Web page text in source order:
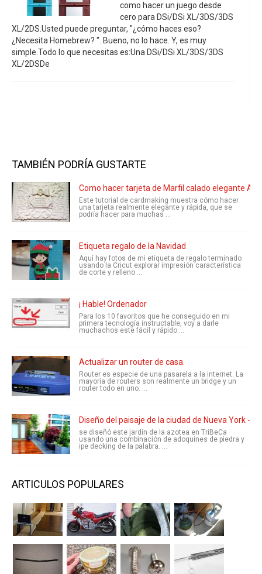
como hacer un juego desde
cero para DSi/DSi XL/3DS/3DS
XL/2DS.Usted puede preguntar, "¿cómo haces eso?
¿Necesita Homebrew? ". Bueno, no lo hace. Y, es muy
simple.Todo lo que necesitas es:Una DSi/DSi XL/3DS/3DS
XL/2DSDe
TAMBIÉN PODRÍA GUSTARTE
Como hacer tarjeta de Marfil calado elegante A5
Este tutorial de cardmaking muestra cómo hacer
una tarjeta realmente elegante y rápida, que se
podría hacer para muchas ...
Etiqueta regalo de la Navidad
Aquí hay fotos de mi etiqueta de regalo terminado
usando la Cricut explorar impresión característica
de corte y relleno ...
¡ Hable! Ordenador
Para los 10 favoritos que he conseguido en mi
primera tecnología instructable, voy a darle
muchachos este fácil y rápido ...
Actualizar un router de casa.
Router es especie de una pasarela a la internet. La
mayoría de routers son realmente un bridge y un
router todo en uno. ...
Diseño del paisaje de la ciudad de Nueva York -
se diseñó este jardín de la azotea en TriBeCa
usando una combinación de adoquines de piedra y
ipe decking de la palabra. ...
ARTICULOS POPULARES